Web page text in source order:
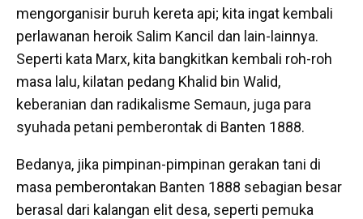
mengorganisir buruh kereta api; kita ingat kembali
perlawanan heroik Salim Kancil dan lain-lainnya.
Seperti kata Marx, kita bangkitkan kembali roh-roh
masa lalu, kilatan pedang Khalid bin Walid,
keberanian dan radikalisme Semaun, juga para
syuhada petani pemberontak di Banten 1888.
Bedanya, jika pimpinan-pimpinan gerakan tani di
masa pemberontakan Banten 1888 sebagian besar
berasal dari kalangan elit desa, seperti pemuka